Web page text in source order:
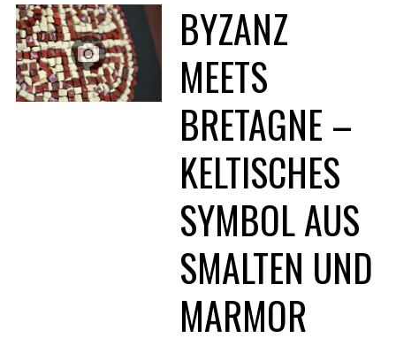
BYZANZ
MEETS
BRETAGNE –
KELTISCHES
SYMBOL AUS
SMALTEN UND
MARMOR